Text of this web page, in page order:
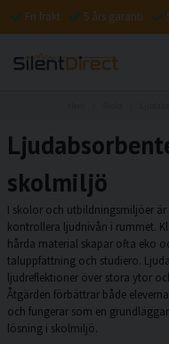
Fri frakt 5 års garanti
skolmiljö
I skolor och utbildningsmiljöer
kontrollera ljudnivån i rummet.
hårda material skapar ofta eko
taluppfattning och studiero.
ljudreflektioner över stora ytor
Åtgärden förbättrar både
och fungerar som en
lösning i skolmiljö.